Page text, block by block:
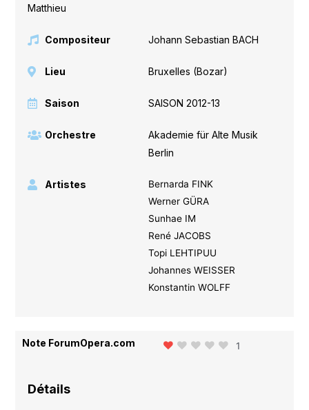
Matthieu
Compositeur Johann Sebastian BACH
Lieu Bruxelles (Bozar)
Saison SAISON 2012-13
Orchestre
Akademie für Alte Musik
Berlin
Artistes
Bernarda FINK
Werner GÜRA
Sunhae IM
René JACOBS
Topi LEHTIPUU
Johannes WEISSER
Konstantin WOLFF
Note ForumOpera.com 1
Détails